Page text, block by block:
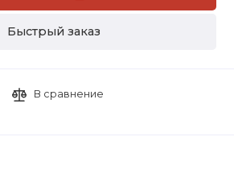
Быстрый заказ
В сравнение